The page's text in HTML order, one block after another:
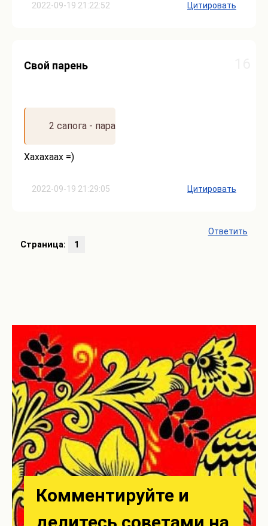
2022-09-19 21:22:52 Цитировать
2022-09-19 21:29:05
Свой парень
2 сапога - пара
Хахахаах =)
Цитировать
Ответить
Страница:
1